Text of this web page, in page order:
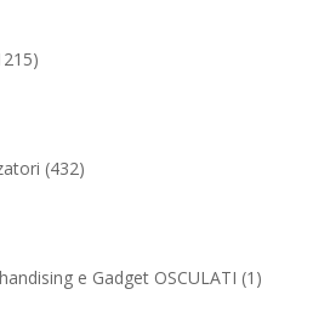
1215
432432
e Gadget OSCULATI 1 1